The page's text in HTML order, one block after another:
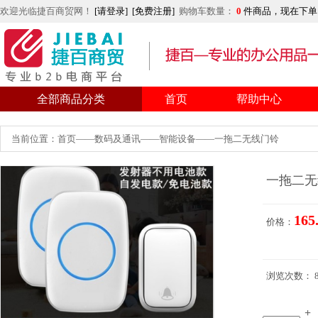
欢迎光临捷百商贸网！ [请登录] [免费注册] 购物车数量： 0 件商品，现在下单
全部商品分类 首页 帮助中心
当前位置：首页——数码及通讯——智能设备——一拖二无线门铃
一拖二
价格：
浏览次数：
+